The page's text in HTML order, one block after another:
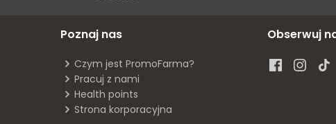
Poznaj nas
Czym jest PromoFarma?
Pracuj z nami
Health points
Strona korporacyjna
Obserwuj